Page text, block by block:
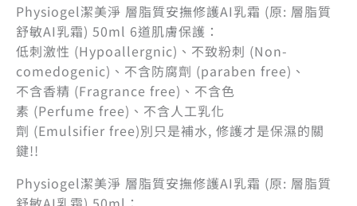
Physiogel潔美淨 層脂質安撫修護AI乳霜 (原: 層脂質
舒敏AI乳霜) 50ml 6道肌膚保護：
低刺激性 (Hypoallergnic)、不致粉刺 (Non-
comedogenic)、不含防腐劑 (paraben free)、
不含香精 (Fragrance free)、不含色
素 (Perfume free)、不含人工乳化
劑 (Emulsifier free)別只是補水, 修護才是保濕的關
鍵!!
Physiogel潔美淨 層脂質安撫修護AI乳霜 (原: 層脂質